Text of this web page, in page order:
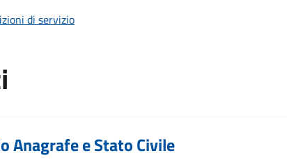
di servizio
Anagrafe e Stato Civile